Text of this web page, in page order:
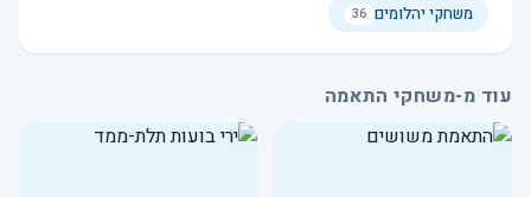
משחקי יהלומים 36
עוד מ-משחקי התאמה